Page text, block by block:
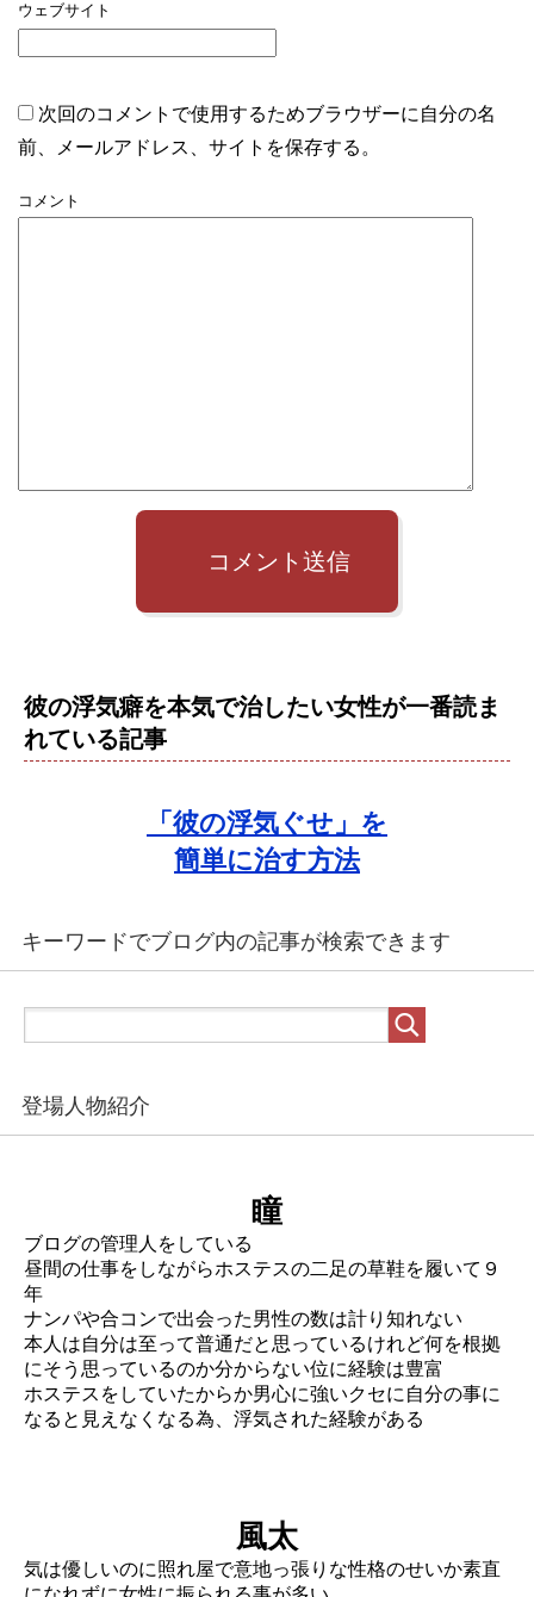
ウェブサイト
次回のコメントで使用するためブラウザーに自分の名
前、メールアドレス、サイトを保存する。
コメント
コメント送信
彼の浮気癖を本気で治したい女性が一番読ま
れている記事
「彼の浮気ぐせ」を
簡単に治す方法
キーワードでブログ内の記事が検索できます
登場人物紹介
瞳
ブログの管理人をしている
昼間の仕事をしながらホステスの二足の草鞋を履いて９
年
ナンパや合コンで出会った男性の数は計り知れない
本人は自分は至って普通だと思っているけれど何を根拠
にそう思っているのか分からない位に経験は豊富
ホステスをしていたからか男心に強いクセに自分の事に
なると見えなくなる為、浮気された経験がある
風太
気は優しいのに照れ屋で意地っ張りな性格のせいか素直